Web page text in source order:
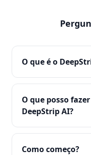
O que é o
O que posso
DeepStrip AI?
Como começo?